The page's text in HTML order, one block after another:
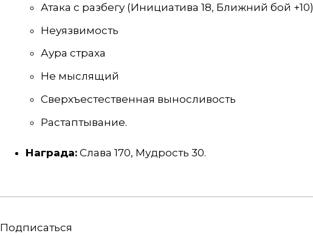
Атака с разбегу (Инициатива 18, Ближний бой +10)
Неуязвимость
Аура страха
Не мыслящий
Сверхъестественная выносливость
Растаптывание.
Награда:Слава 170, Мудрость 30.
Подписаться